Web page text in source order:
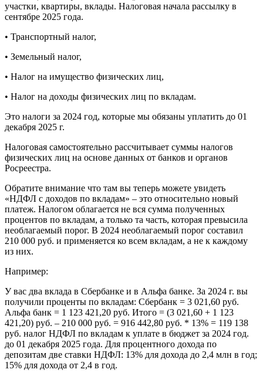
участки, квартиры, вклады. Налоговая начала рассылку в
сентябре 2025 года.
• Транспортный налог,
• Земельный налог,
• Налог на имущество физических лиц,
• Налог на доходы физических лиц по вкладам.
Это налоги за 2024 год, которые мы обязаны уплатить до 01
декабря 2025 г.
Налоговая самостоятельно рассчитывает суммы налогов
физических лиц на основе данных от банков и органов
Росреестра.
Обратите внимание что там вы теперь можете увидеть
«НДФЛ с доходов по вкладам» – это относительно новый
платеж. Налогом облагается не вся сумма полученных
процентов по вкладам, а только та часть, которая превысила
необлагаемый порог. В 2024 необлагаемый порог составил
210 000 руб. и применяется ко всем вкладам, а не к каждому
из них.
Например:
У вас два вклада в Сбербанке и в Альфа банке. За 2024 г. вы
получили проценты по вкладам: Сбербанк = 3 021,60 руб.
Альфа банк = 1 123 421,20 руб. Итого = (3 021,60 + 1 123
421,20) руб. – 210 000 руб. = 916 442,80 руб. * 13% = 119 138
руб. налог НДФЛ по вкладам к уплате в бюджет за 2024 год.
до 01 декабря 2025 года. Для процентного дохода по
депозитам две ставки НДФЛ: 13% для дохода до 2,4 млн в год;
15% для дохода от 2,4 в год.